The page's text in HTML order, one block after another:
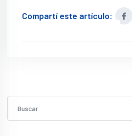
Compartí este artículo: